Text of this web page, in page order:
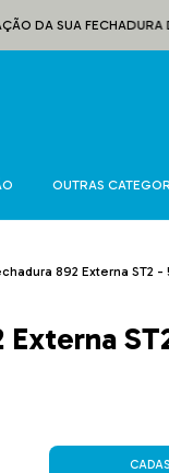
SUA FECHADURA
OUTRAS
892 Externa ST2 -
Externa